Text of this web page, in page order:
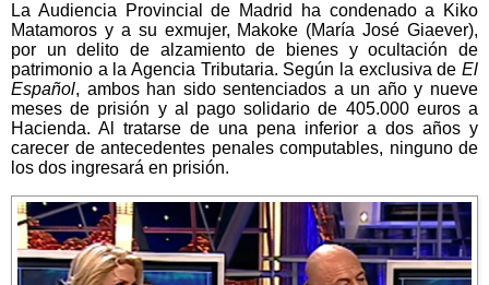
La Audiencia Provincial de Madrid ha condenado a Kiko
Matamoros y a su exmujer, Makoke (María José Giaever),
por un delito de alzamiento de bienes y ocultación de
patrimonio a la Agencia Tributaria. Según la exclusiva de El
Español, ambos han sido sentenciados a un año y nueve
meses de prisión y al pago solidario de 405.000 euros a
Hacienda. Al tratarse de una pena inferior a dos años y
carecer de antecedentes penales computables, ninguno de
los dos ingresará en prisión.